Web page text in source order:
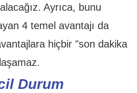
Ayrıca, bunu
4 temel avantajı da
hiçbir "son dakika
Durum